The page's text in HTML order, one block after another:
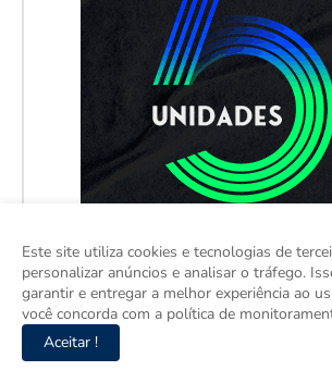
Este site utiliza cookies e tecnologias de
personalizar anúncios e analisar o tráfego.
garantir e entregar a melhor experiência ao
você concorda com a política de
Aceitar !